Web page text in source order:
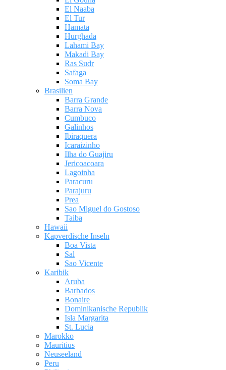
El Naaba
El Tur
Hamata
Hurghada
Lahami Bay
Makadi Bay
Ras Sudr
Safaga
Soma Bay
Brasilien
Barra Grande
Barra Nova
Cumbuco
Galinhos
Ibiraquera
Icaraizinho
Ilha do Guajiru
Jericoacoara
Lagoinha
Paracuru
Parajuru
Prea
Sao Miguel do Gostoso
Taiba
Hawaii
Kapverdische Inseln
Boa Vista
Sal
Sao Vicente
Karibik
Aruba
Barbados
Bonaire
Dominikanische Republik
Isla Margarita
St. Lucia
Marokko
Mauritius
Neuseeland
Peru